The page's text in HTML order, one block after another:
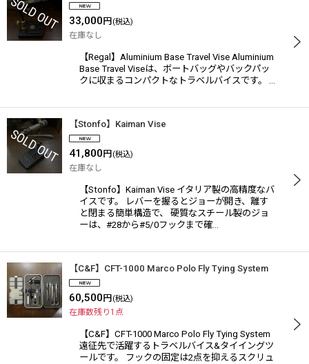
33,000 円 (税込)
在庫なし
【Regal】Aluminium Base Travel Vise Aluminium
Base Travel Viseは、ボートバッグやバックパッ
クに収まるコンパクトなトラベルバイスです。 …
【Stonfo】Kaiman Vise
41,800 円 (税込)
在庫なし
【Stonfo】Kaiman Vise イタリア製の高精度なバ
イスです。 レバーを握るとジョーが開き、離す
と閉まる簡単構造で、 硬質なスチール製のジョ
ーは、#28から#5/0フックまで確…
【C&F】CFT-1000 Marco Polo Fly Tying System
60,500 円 (税込)
在庫数残り1点
【C&F】CFT-1000 Marco Polo Fly Tying System
遠征先で活躍するトラベルバイス&タイイングツ
ールです。 フックの固定は2点を抑えるスクリュ